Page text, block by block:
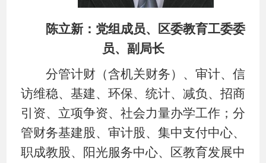
陈立新：党组成员、区委教育工委委
员、副局长
分管计财（含机关财务）、审计、信
访维稳、基建、环保、统计、减负、招商
引资、立项争资、社会力量办学工作； 分
管财务基建股、审计股、集中支付中心、
职成教股、阳光服务中心、区教育发展中